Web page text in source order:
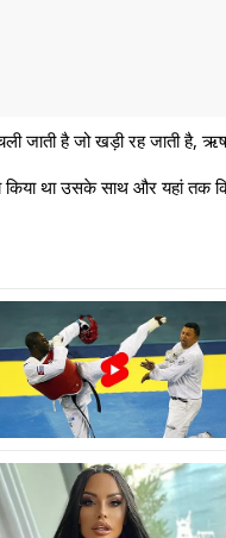
जाती है जो खड़ी रह जाती है,
था उसके साथ और यहां तक